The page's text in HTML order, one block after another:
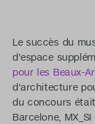
Le succès du
d'espace
pour les Beaux-
d'architecture
du concours
Barcelone,